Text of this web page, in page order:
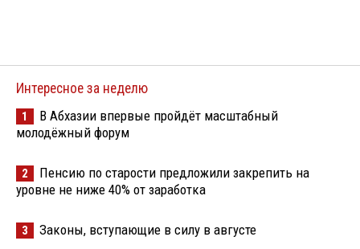
Интересное за неделю
1
В Абхазии впервые пройдёт масштабный
молодёжный форум
2
Пенсию по старости предложили закрепить на
уровне не ниже 40% от заработка
3 Законы, вступающие в силу в августе